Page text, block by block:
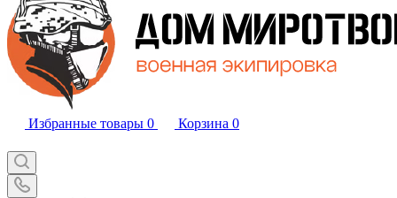
Избранные товары 0 Корзина 0